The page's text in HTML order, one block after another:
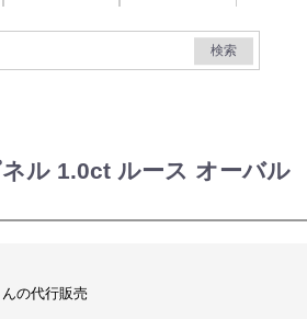
検索
ネル 1.0ct ルース オーバル
の代行販売